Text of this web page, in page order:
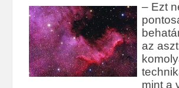
– Ezt
az
mint a